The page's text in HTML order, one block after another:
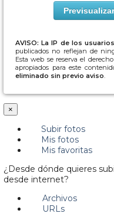
AVISO: La IP de los
publicados no reflejan de
Esta web se reserva el
apropiados para este
eliminado sin previo aviso.
×
Subir fotos
Mis fotos
Mis favoritas
¿Desde dónde quieres
desde internet?
Archivos
URLs